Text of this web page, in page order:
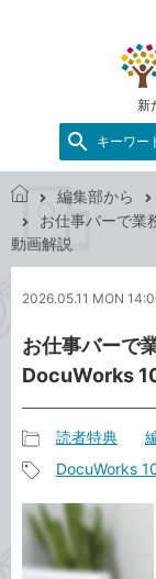
新
キーワー
で
き
ッ
編集部から
お仕事バーで業
動画解説
2026.05.11 MON
お仕事バーで
DocuWorks
事
カ
テ
ゴ
読者特典
事
タ
グ
DocuWorks